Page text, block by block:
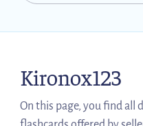
Kironox123
On this page, you find all